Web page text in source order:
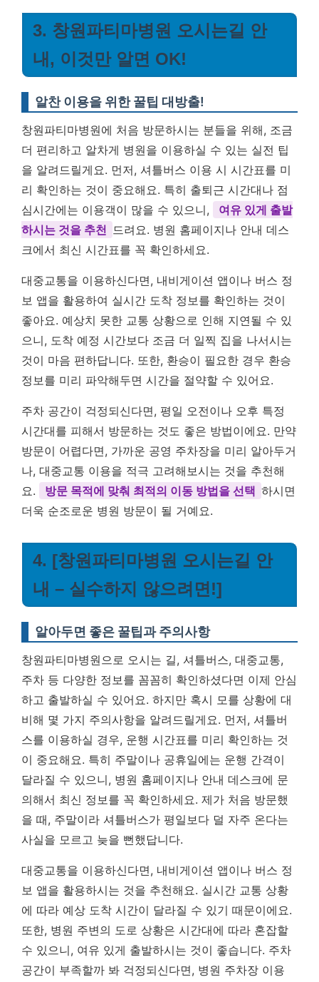
3. 창원파티마병원 오시는길 안
내, 이것만 알면 OK!
알찬 이용을 위한 꿀팁 대방출!
창원파티마병원에 처음 방문하시는 분들을 위해, 조금
더 편리하고 알차게 병원을 이용하실 수 있는 실전 팁
을 알려드릴게요. 먼저, 셔틀버스 이용 시 시간표를 미
리 확인하는 것이 중요해요. 특히 출퇴근 시간대나 점
심시간에는 이용객이 많을 수 있으니,
여유 있게 출발
하시는 것을 추천 드려요. 병원 홈페이지나 안내 데스
크에서 최신 시간표를 꼭 확인하세요.
대중교통을 이용하신다면, 내비게이션 앱이나 버스 정
보 앱을 활용하여 실시간 도착 정보를 확인하는 것이
좋아요. 예상치 못한 교통 상황으로 인해 지연될 수 있
으니, 도착 예정 시간보다 조금 더 일찍 집을 나서시는
것이 마음 편하답니다. 또한, 환승이 필요한 경우 환승
정보를 미리 파악해두면 시간을 절약할 수 있어요.
주차 공간이 걱정되신다면, 평일 오전이나 오후 특정
시간대를 피해서 방문하는 것도 좋은 방법이에요. 만약
방문이 어렵다면, 가까운 공영 주차장을 미리 알아두거
나, 대중교통 이용을 적극 고려해보시는 것을 추천해
요.
방문 목적에 맞춰 최적의 이동 방법을 선택 하시면
더욱 순조로운 병원 방문이 될 거예요.
4. [창원파티마병원 오시는길 안
내 – 실수하지 않으려면!]
알아두면 좋은 꿀팁과 주의사항
창원파티마병원으로 오시는 길, 셔틀버스, 대중교통,
주차 등 다양한 정보를 꼼꼼히 확인하셨다면 이제 안심
하고 출발하실 수 있어요. 하지만 혹시 모를 상황에 대
비해 몇 가지 주의사항을 알려드릴게요. 먼저, 셔틀버
스를 이용하실 경우, 운행 시간표를 미리 확인하는 것
이 중요해요. 특히 주말이나 공휴일에는 운행 간격이
달라질 수 있으니, 병원 홈페이지나 안내 데스크에 문
의해서 최신 정보를 꼭 확인하세요. 제가 처음 방문했
을 때, 주말이라 셔틀버스가 평일보다 덜 자주 온다는
사실을 모르고 늦을 뻔했답니다.
대중교통을 이용하신다면, 내비게이션 앱이나 버스 정
보 앱을 활용하시는 것을 추천해요. 실시간 교통 상황
에 따라 예상 도착 시간이 달라질 수 있기 때문이에요.
또한, 병원 주변의 도로 상황은 시간대에 따라 혼잡할
수 있으니, 여유 있게 출발하시는 것이 좋습니다. 주차
공간이 부족할까 봐 걱정되신다면, 병원 주차장 이용